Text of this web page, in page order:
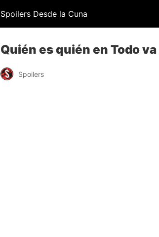
Spoilers Desde la Cuna
Quién es quién en Todo
Spoilers